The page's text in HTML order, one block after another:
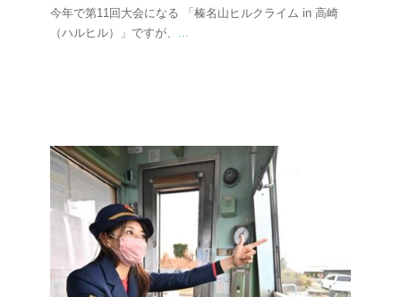
今年で第11回大会になる 「榛名山ヒルクライム in 高崎
（ハルヒル）」ですが、 ...